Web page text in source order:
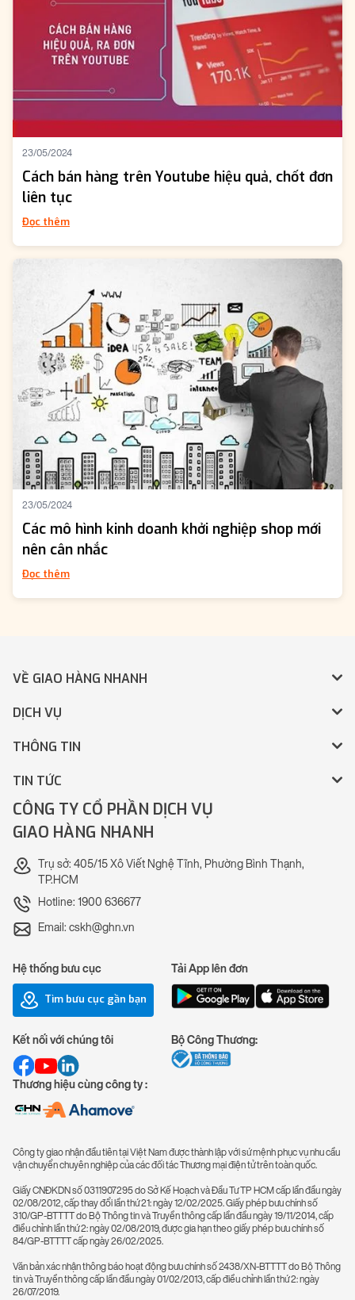
23/05/2024
Cách bán hàng trên Youtube hiệu quả, chốt đơn
liên tục
Đọc thêm
23/05/2024
Các mô hình kinh doanh khởi nghiệp shop mới
nên cân nhắc
Đọc thêm
VỀ GIAO HÀNG NHANH
DỊCH VỤ
THÔNG TIN
TIN TỨC
CÔNG TY CỔ PHẦN DỊCH VỤ
GIAO HÀNG NHANH
Trụ sở: 405/15 Xô Viết Nghệ Tĩnh, Phường Bình Thạnh,
TP.HCM
Hotline: 1900 636677
Email: cskh@ghn.vn
Hệ thống bưu cục
Tìm bưu cục gần bạn
Tải App lên đơn
Kết nối với chúng tôi
Thương hiệu cùng công ty :
Bộ Công Thương:
Công ty giao nhận đầu tiên tại Việt Nam được thành lập với sứ mệnh phục vụ nhu cầu
vận chuyển chuyên nghiệp của các đối tác Thương mại điện tử trên toàn quốc.
Giấy CNĐKDN số 0311907295 do Sở Kế Hoạch và Đầu Tư TP HCM cấp lần đầu ngày
02/08/2012, cấp thay đổi lần thứ 21: ngày 12/02/2025. Giấy phép bưu chính số
310/GP-BTTTT do Bộ Thông tin và Truyền thông cấp lần đầu ngày 19/11/2014, cấp
điều chỉnh lần thứ 2: ngày 02/08/2019, được gia hạn theo giấy phép bưu chính số
84/GP-BTTTT cấp ngày 26/02/2025.
Văn bản xác nhận thông báo hoạt động bưu chính số 2438/XN-BTTTT do Bộ Thông
tin và Truyền thông cấp lần đầu ngày 01/02/2013, cấp điều chỉnh lần thứ 2: ngày
26/07/2019.